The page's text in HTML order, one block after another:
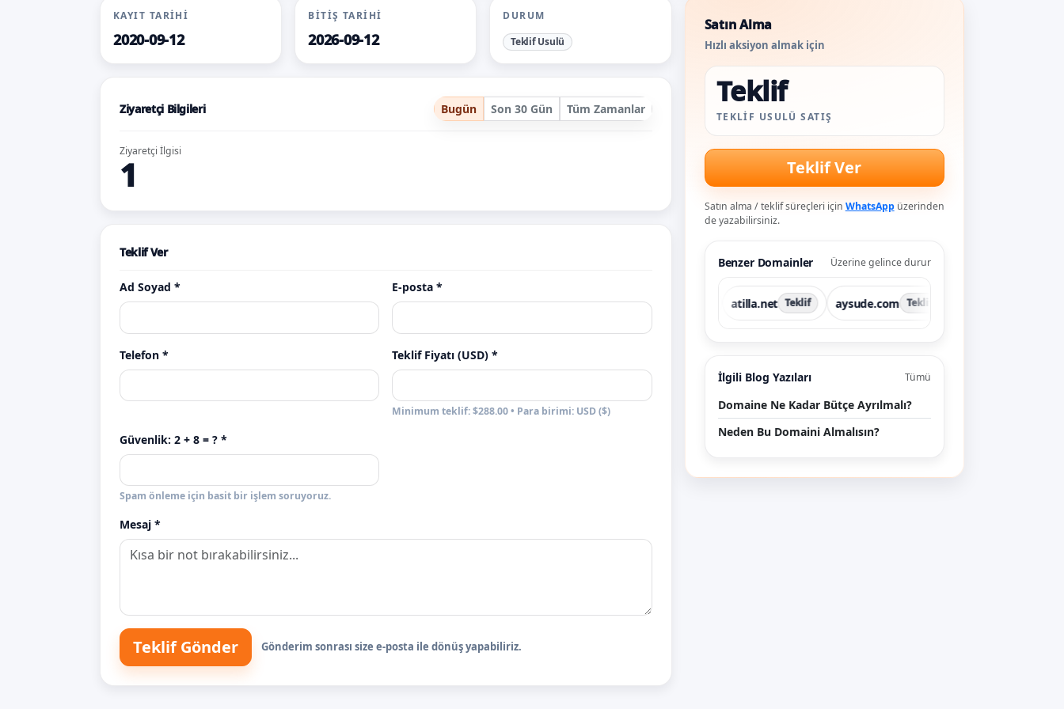
KAYIT TARIHI
2020-09-12
BITIŞ TARIHI
2026-09-12
DURUM
Teklif Usulü
Ziyaretçi Bilgileri Bugün Son 30 Gün Tüm Zamanlar
Ziyaretçi İlgisi
1
Teklif Ver
Ad Soyad * E-posta *
Telefon * Teklif Fiyatı (USD) *
Minimum teklif: $288.00 • Para birimi: USD ($)
Güvenlik: 2 + 8 = ? *
Spam önleme için basit bir işlem soruyoruz.
Mesaj *
Teklif Gönder Gönderim sonrası size e-posta ile dönüş yapabiliriz.
Satın Alma
Hızlı aksiyon almak için
Teklif
TEKLIF USULÜ SATIŞ
Teklif Ver
Satın alma / teklif süreçleri için WhatsAppüzerinden
de yazabilirsiniz.
Benzer Domainler Üzerine gelince durur
abdurrahim.com Teklif asrin.com Teklif asrin.net Teklif atilla.net Teklif aysude.com Teklif bahtiyar.com
İlgili Blog Yazıları Tümü
Domaine Ne Kadar Bütçe Ayrılmalı?
Neden Bu Domaini Almalısın?